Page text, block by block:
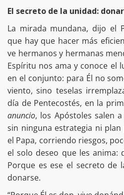
El secreto de la unidad:
La mirada mundana, dijo el
que hay que hacer más
ve hermanos y hermanas
Espíritu nos ama y conoce el
en el conjunto: para Él no
viento, sino teselas
día de Pentecostés, en la
anuncio, los Apóstoles salen
sin ninguna estrategia ni plan
el Papa, corriendo riesgos,
el solo deseo que les anima:
Porque es ese el secreto de
donarse.